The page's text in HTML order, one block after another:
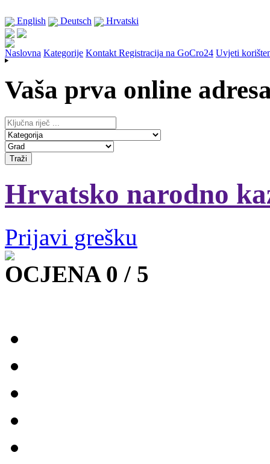
English Deutsch Hrvatski
Naslovna Kategorije Kontakt Registracija na GoCro24 Uvjeti
Vaša prva online
Hrvatsko narodno
Prijavi grešku
OCJENA 0 / 5